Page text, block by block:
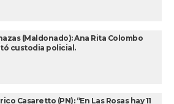
(Maldonado): Ana Rita Colombo
custodia policial.
Casaretto (PN): “En Las Rosas hay 11